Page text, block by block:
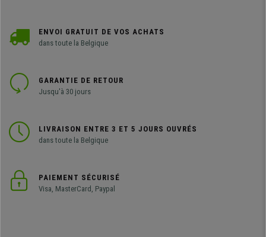
ENVOI GRATUIT DE VOS ACHATS
dans toute la Belgique
GARANTIE DE RETOUR
Jusqu'à 30 jours
LIVRAISON ENTRE 3 ET 5 JOURS OUVRÉS
dans toute la Belgique
PAIEMENT SÉCURISÉ
Visa, MasterCard, Paypal